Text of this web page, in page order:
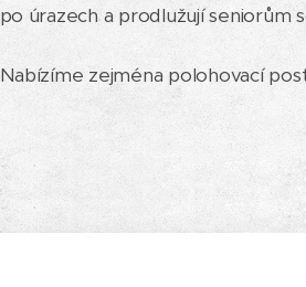
po úrazech a prodlužují seniorům
Nabízíme zejména polohovací